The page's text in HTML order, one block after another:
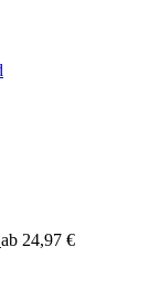
ab 24,97 €